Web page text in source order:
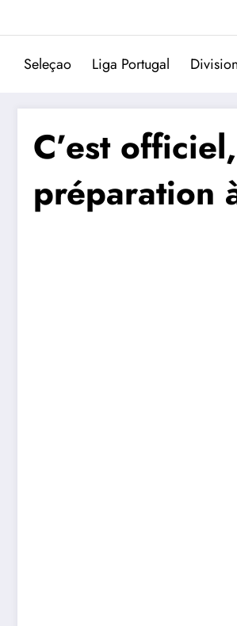
Seleçao Liga Portugal
C’est
préparation